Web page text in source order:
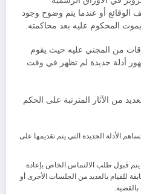
أو عندما يتم وضوح وجود
المحكوم عليه بعد محاكمته.
من المجني عليه حيث يقوم
أدلة جديدة لم تظهر في وقت
من الآثار المترتبة على الحكم
الأدلة الجديدة التي يتم تقديمها على
قبول طلب الالتماس الخاص بإعادة
للقيام بالعديد من الجلسات الأخرى أو